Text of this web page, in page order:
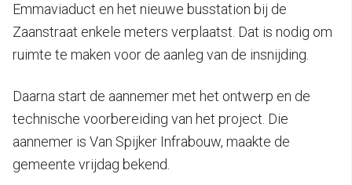
Emmaviaduct en het nieuwe busstation bij de
Zaanstraat enkele meters verplaatst. Dat is nodig om
ruimte te maken voor de aanleg van de insnijding.
Daarna start de aannemer met het ontwerp en de
technische voorbereiding van het project. Die
aannemer is Van Spijker Infrabouw, maakte de
gemeente vrijdag bekend.